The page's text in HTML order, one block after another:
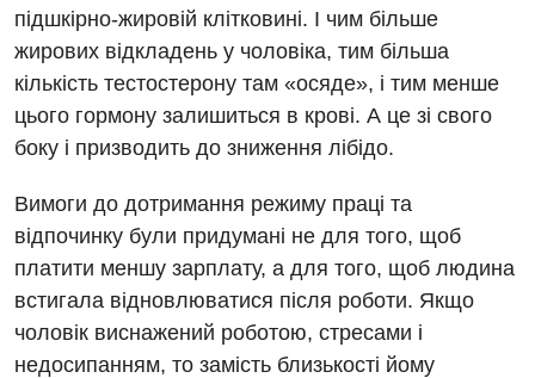
Кардіологія
Мамологія
Медична психологія
Неврологія
Онкологічне відділлення
Оториноларингологія
Офтальмологічне відділення
Проктологія
підшкірно-жировій клітковині. І чим більше
жирових відкладень у чоловіка, тим більша
кількість тестостерону там «осяде», і тим менше
цього гормону залишиться в крові. А це зі свого
боку і призводить до зниження лібідо.
Вимоги до дотримання режиму праці та
відпочинку були придумані не для того, щоб
платити меншу зарплату, а для того, щоб людина
встигала відновлюватися після роботи. Якщо
чоловік виснажений роботою, стресами і
недосипанням, то замість близькості йому